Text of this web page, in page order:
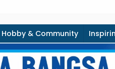
Hobby & Community